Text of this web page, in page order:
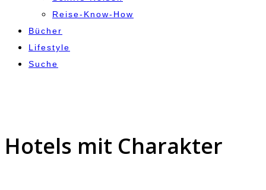
Reise-Know-How
Bücher
Lifestyle
Suche
Hotels mit Charakter